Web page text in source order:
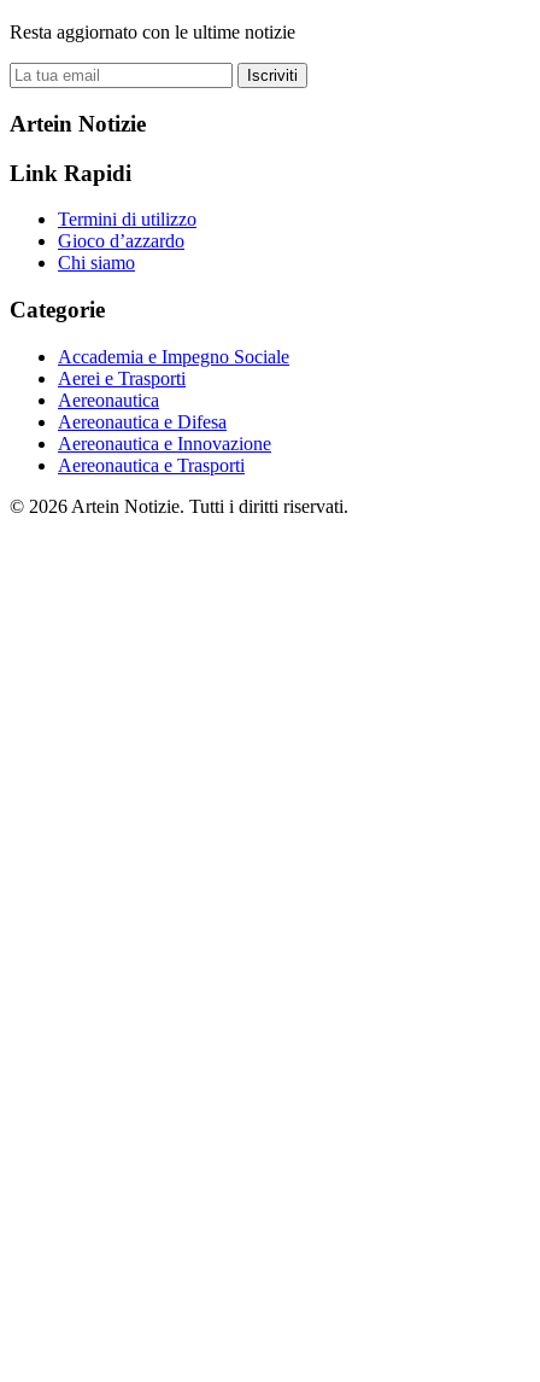
Resta aggiornato con le ultime notizie
Iscriviti
Artein Notizie
Link Rapidi
Termini di utilizzo
Gioco d’azzardo
Chi siamo
Categorie
Accademia e Impegno Sociale
Aerei e Trasporti
Aereonautica
Aereonautica e Difesa
Aereonautica e Innovazione
Aereonautica e Trasporti
© 2026 Artein Notizie. Tutti i diritti riservati.